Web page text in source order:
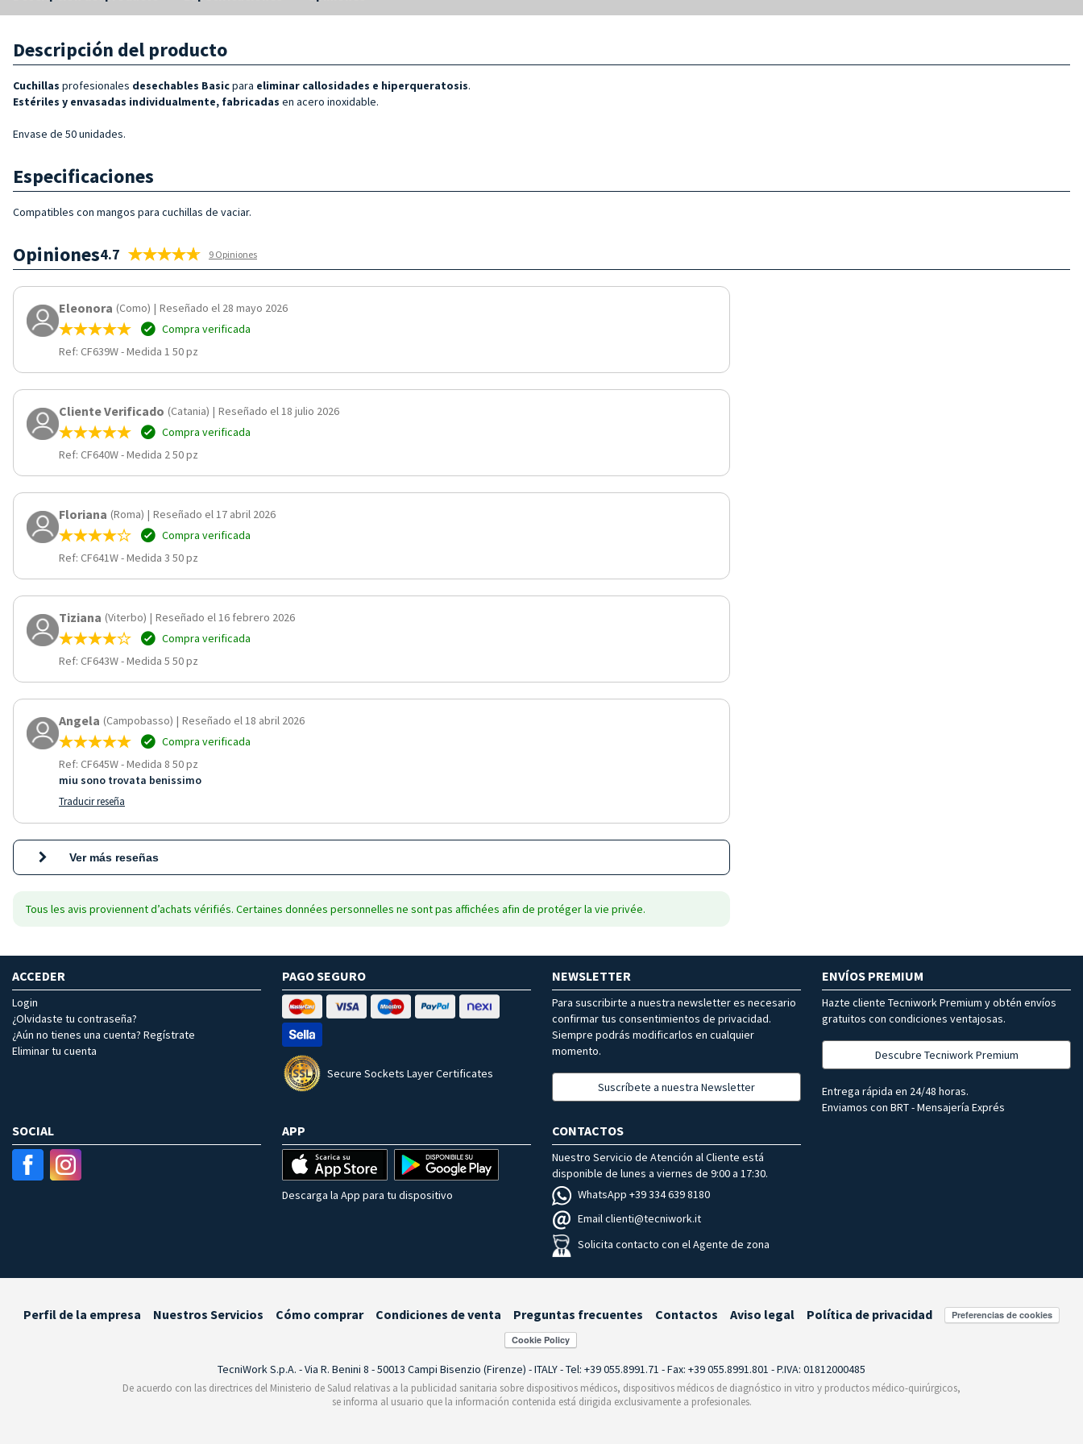
Descripción del producto
Cuchillas profesionales desechables Basicpara eliminar callosidades e hiperqueratosis.
Estériles y envasadas individualmente, fabricadas en acero inoxidable.
Envase de 50 unidades.
Especificaciones
Compatibles con mangos para cuchillas de vaciar.
Opiniones4.7 9 Opiniones
Eleonora (Como) | Reseñado el 28 mayo 2026
Compra verificada
Ref: CF639W-Medida 1 50 pz
Cliente Verificado (Catania) | Reseñado el 18 julio 2026
Compra verificada
Ref: CF640W-Medida 2 50 pz
Floriana (Roma) | Reseñado el 17 abril 2026
Compra verificada
Ref: CF641W-Medida 3 50 pz
Tiziana (Viterbo) | Reseñado el 16 febrero 2026
Compra verificada
Ref: CF643W-Medida 5 50 pz
Angela (Campobasso) | Reseñado el 18 abril 2026
Compra verificada
Ref: CF645W-Medida 8 50 pz
miu sono trovata benissimo
Traducir reseña
Ver más reseñas
Tous les avis proviennent d’achats vérifiés. Certaines données personnelles ne sont pas affichées afin de protéger la vie privée.
ACCEDER
Login
¿Olvidaste tu contraseña?
¿Aún no tienes una cuenta? Regístrate
Eliminar tu cuenta
PAGO SEGURO
Secure Sockets Layer Certificates
NEWSLETTER
Para suscribirte a nuestra newsletter es necesario
confirmar tus consentimientos de privacidad.
Siempre podrás modificarlos en cualquier
momento.
Suscríbete a nuestra Newsletter
ENVÍOS PREMIUM
Hazte cliente Tecniwork Premium y obtén envíos
gratuitos con condiciones ventajosas.
Descubre Tecniwork Premium
Entrega rápida en 24/48 horas.
Enviamos con BRT - Mensajería Exprés
SOCIAL APP
Descarga la App para tu dispositivo
CONTACTOS
Nuestro Servicio de Atención al Cliente está
disponible de lunes a viernes de 9:00 a 17:30.
WhatsApp +39 334 639 8180
Email clienti@tecniwork.it
Solicita contacto con el Agente de zona
Perfil de la empresa Nuestros Servicios Cómo comprar Condiciones de venta Preguntas frecuentes Contactos Aviso legal Política de privacidad Preferencias de cookies
TecniWork S.p.A. - Via R. Benini 8 - 50013 Campi Bisenzio (Firenze) - ITALY - Tel: +39 055.8991.71 - Fax: +39 055.8991.801 - P.IVA: 01812000485
De acuerdo con las directrices del Ministerio de Salud relativas a la publicidad sanitaria sobre dispositivos médicos, dispositivos médicos de diagnóstico in vitro y productos médico-quirúrgicos,
se informa al usuario que la información contenida está dirigida exclusivamente a profesionales.